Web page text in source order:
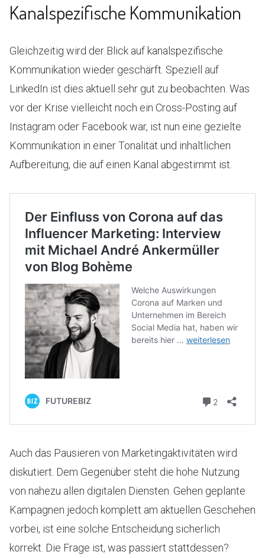
Kanalspezifische Kommunikation
Gleichzeitig wird der Blick auf kanalspezifische
Kommunikation wieder geschärft. Speziell auf
LinkedIn ist dies aktuell sehr gut zu beobachten. Was
vor der Krise vielleicht noch ein Cross-Posting auf
Instagram oder Facebook war, ist nun eine gezielte
Kommunikation in einer Tonalität und inhaltlichen
Aufbereitung, die auf einen Kanal abgestimmt ist.
Auch das Pausieren von Marketingaktivitäten wird
diskutiert. Dem Gegenüber steht die hohe Nutzung
von nahezu allen digitalen Diensten. Gehen geplante
Kampagnen jedoch komplett am aktuellen Geschehen
vorbei, ist eine solche Entscheidung sicherlich
korrekt. Die Frage ist, was passiert stattdessen?